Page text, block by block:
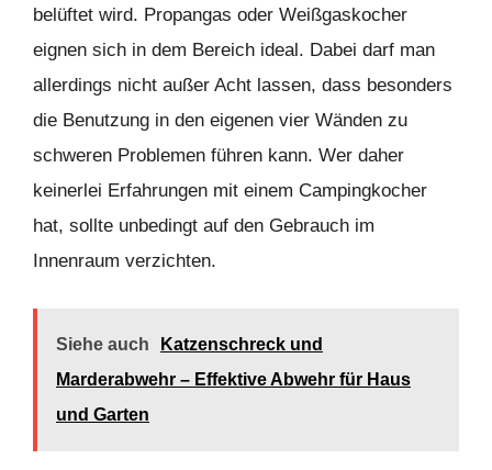
belüftet wird. Propangas oder Weißgaskocher
eignen sich in dem Bereich ideal. Dabei darf man
allerdings nicht außer Acht lassen, dass besonders
die Benutzung in den eigenen vier Wänden zu
schweren Problemen führen kann. Wer daher
keinerlei Erfahrungen mit einem Campingkocher
hat, sollte unbedingt auf den Gebrauch im
Innenraum verzichten.
Siehe auch
Katzenschreck und
Marderabwehr – Effektive Abwehr für Haus
und Garten